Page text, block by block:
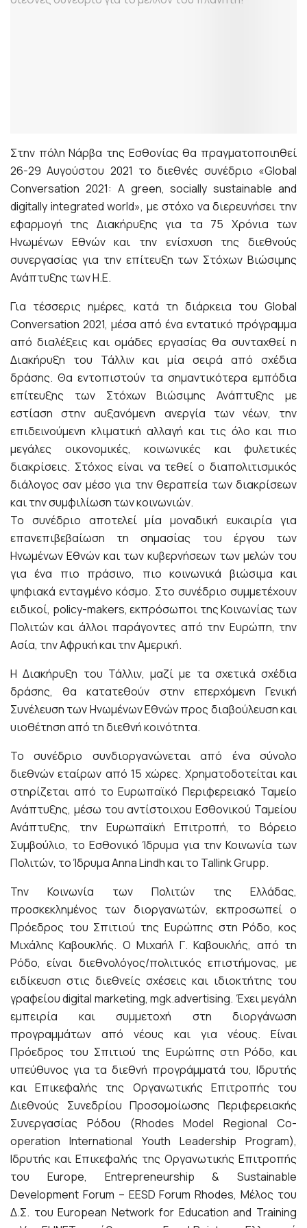
Στην πόλη Νάρβα της Εσθονίας θα πραγματοποιηθεί
26-29 Αυγούστου 2021 το διεθνές συνέδριο «Global
Conversation 2021: A green, socially sustainable and
digitally integrated world», με στόχο να διερευνήσει την
εφαρμογή της Διακήρυξης για τα 75 Χρόνια των
Ηνωμένων Εθνών και την ενίσχυση της διεθνούς
συνεργασίας για την επίτευξη των Στόχων Βιώσιμης
Ανάπτυξης των Η.Ε.
Για τέσσερις ημέρες, κατά τη διάρκεια του Global
Conversation 2021, μέσα από ένα εντατικό πρόγραμμα
από διαλέξεις και ομάδες εργασίας θα συνταχθεί η
Διακήρυξη του Τάλλιν και μία σειρά από σχέδια
δράσης. Θα εντοπιστούν τα σημαντικότερα εμπόδια
επίτευξης των Στόχων Βιώσιμης Ανάπτυξης με
εστίαση στην αυξανόμενη ανεργία των νέων, την
επιδεινούμενη κλιματική αλλαγή και τις όλο και πιο
μεγάλες οικονομικές, κοινωνικές και φυλετικές
διακρίσεις. Στόχος είναι να τεθεί ο διαπολιτισμικός
διάλογος σαν μέσο για την θεραπεία των διακρίσεων
και την συμφιλίωση των κοινωνιών.
Το συνέδριο αποτελεί μία μοναδική ευκαιρία για
επανεπιβεβαίωση τη σημασίας του έργου των
Ηνωμένων Εθνών και των κυβερνήσεων των μελών του
για ένα πιο πράσινο, πιο κοινωνικά βιώσιμα και
ψηφιακά ενταγμένο κόσμο. Στο συνέδριο συμμετέχουν
ειδικοί, policy-makers, εκπρόσωποι της Κοινωνίας των
Πολιτών και άλλοι παράγοντες από την Ευρώπη, την
Ασία, την Αφρική και την Αμερική.
Η Διακήρυξη του Τάλλιν, μαζί με τα σχετικά σχέδια
δράσης, θα κατατεθούν στην επερχόμενη Γενική
Συνέλευση των Ηνωμένων Εθνών προς διαβούλευση και
υιοθέτηση από τη διεθνή κοινότητα.
Το συνέδριο συνδιοργανώνεται από ένα σύνολο
διεθνών εταίρων από 15 χώρες. Χρηματοδοτείται και
στηρίζεται από το Ευρωπαϊκό Περιφερειακό Ταμείο
Ανάπτυξης, μέσω του αντίστοιχου Εσθονικού Ταμείου
Ανάπτυξης, την Ευρωπαϊκή Επιτροπή, το Βόρειο
Συμβούλιο, το Εσθονικό Ίδρυμα για την Κοινωνία των
Πολιτών, το Ίδρυμα Anna Lindh και το Tallink Grupp.
Την Κοινωνία των Πολιτών της Ελλάδας,
προσκεκλημένος των διοργανωτών, εκπροσωπεί ο
Πρόεδρος του Σπιτιού της Ευρώπης στη Ρόδο, κος
Μιχάλης Καβουκλής. Ο Μιχαήλ Γ. Καβουκλής, από τη
Ρόδο, είναι διεθνολόγος/πολιτικός επιστήμονας, με
ειδίκευση στις διεθνείς σχέσεις και ιδιοκτήτης του
γραφείου digital marketing, mgk.advertising. Έχει μεγάλη
εμπειρία και συμμετοχή στη διοργάνωση
προγραμμάτων από νέους και για νέους. Είναι
Πρόεδρος του Σπιτιού της Ευρώπης στη Ρόδο, και
υπεύθυνος για τα διεθνή προγράμματά του, Ιδρυτής
και Επικεφαλής της Οργανωτικής Επιτροπής του
Διεθνούς Συνεδρίου Προσομοίωσης Περιφερειακής
Συνεργασίας Ρόδου (Rhodes Model Regional Co-
operation International Youth Leadership Program),
Ιδρυτής και Επικεφαλής της Οργανωτικής Επιτροπής
του Europe, Entrepreneurship & Sustainable
Development Forum – EESD Forum Rhodes, Μέλος του
Δ.Σ. του European Network for Education and Training